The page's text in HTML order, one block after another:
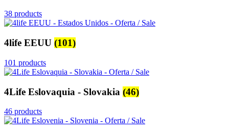
38 products
4life EEUU (101)
101 products
4Life Eslovaquia - Slovakia (46)
46 products